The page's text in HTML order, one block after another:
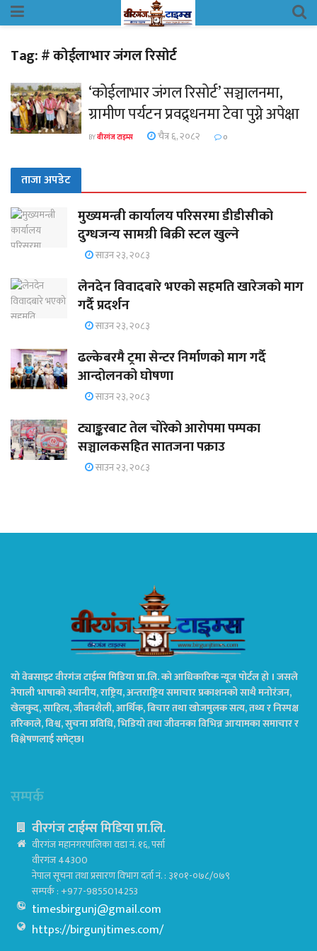
Tag:# कोईलाभार जंगल रिसोर्ट
‘कोईलाभार जंगल रिसोर्ट’ सञ्चालनमा,
ग्रामीण पर्यटन प्रवद्र्धनमा टेवा पुग्ने अपेक्षा
BYवीरगंज टाइम्स चैत्र ६, २०८२ 0
ताजा अपडेट
मुख्यमन्त्री कार्यालय परिसरमा डीडीसीको
दुग्धजन्य सामग्री बिक्री स्टल खुल्ने
साउन २३, २०८३
लेनदेन विवादबारे भएको सहमति खारेजको माग
गर्दै प्रदर्शन
साउन २३, २०८३
ढल्केबरमै ट्रमा सेन्टर निर्माणको माग गर्दै
आन्दोलनको घोषणा
साउन २३, २०८३
ट्याङ्करबाट तेल चोरेको आरोपमा पम्पका
सञ्चालकसहित सातजना पक्राउ
साउन २३, २०८३
यो वेबसाइट वीरगंज टाईम्स मिडिया प्रा.लि. को आधिकारिक न्यूज पोर्टल हो । जसले
नेपाली भाषाको स्थानीय, राष्ट्रिय, अन्तराष्ट्रिय समाचार प्रकाशनको साथै मनोरंजन,
खेलकुद, साहित्य, जीवनशैली, आर्थिक, बिचार तथा खोजमुलक सत्य, तथ्य र निस्पक्ष
तरिकाले, विश्व, सुचना प्रविधि, भिडियो तथा जीवनका विभिन्न आयामका समाचार र
विश्लेषणलाई समेट्छ।
सम्पर्क
वीरगंज टाईम्स मिडिया प्रा.लि.
वीरगंज महानगरपालिका वडा नं. १६, पर्सा
वीरगंज 44300
नेपाल सूचना तथा प्रसारण विभाग दर्ता नं. : ३१०१-०७८/०७९
सम्पर्क : +977-9855014253
timesbirgunj@gmail.com
https://birgunjtimes.com/